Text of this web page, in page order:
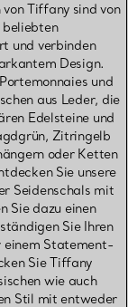
Tiffany sind von
und verbinden
Design.
und
aus Leder, die
Edelsteine und
Zitringelb
oder Ketten
Sie unsere
Seidenschals mit
Sie dazu einen
Sie Ihren
einem Statement-
Sie Tiffany
wie auch
Stil mit entweder